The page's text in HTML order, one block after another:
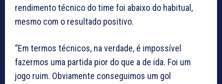
rendimento técnico do time foi abaixo do habitual,
mesmo com o resultado positivo.
“Em termos técnicos, na verdade, é impossível
fazermos uma partida pior do que a de ida. Foi um
jogo ruim. Obviamente conseguimos um gol